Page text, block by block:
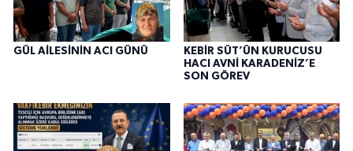
GÜL AİLESİNİN ACI GÜNÜ
KEBİR SÜT’ÜN KURUCUSU
HACI AVNİ KARADENİZ’E
SON GÖREV